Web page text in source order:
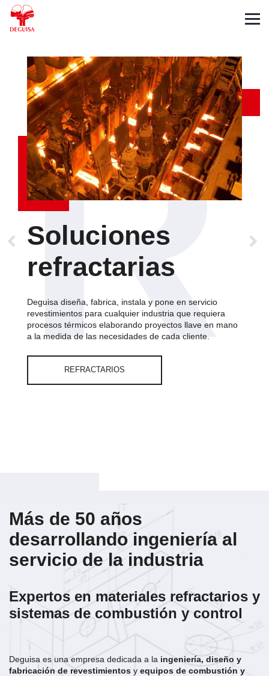
R
Soluciones
refractarias
Deguisa diseña, fabrica, instala y pone en servicio
revestimientos para cualquier industria que requiera
procesos térmicos elaborando proyectos llave en mano
a la medida de las necesidades de cada cliente.
REFRACTARIOS
Más de 50 años
desarrollando ingeniería al
servicio de la industria
Expertos en materiales refractarios y
sistemas de combustión y control
Deguisa es una empresa dedicada a la ingeniería, diseño y
fabricación de revestimientos y equipos de combustión y